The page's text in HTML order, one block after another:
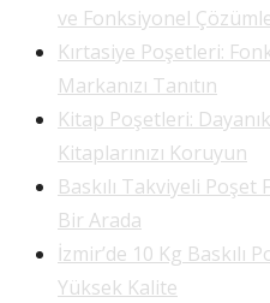
ve Fonksiyonel
Kırtasiye Poşetleri:
Markanızı Tanıtın
Kitap Poşetleri:
Kitaplarınızı Koruyun
Baskılı Takviyeli Poşet
Bir Arada
İzmir’de 10 Kg Baskılı
Yüksek Kalite